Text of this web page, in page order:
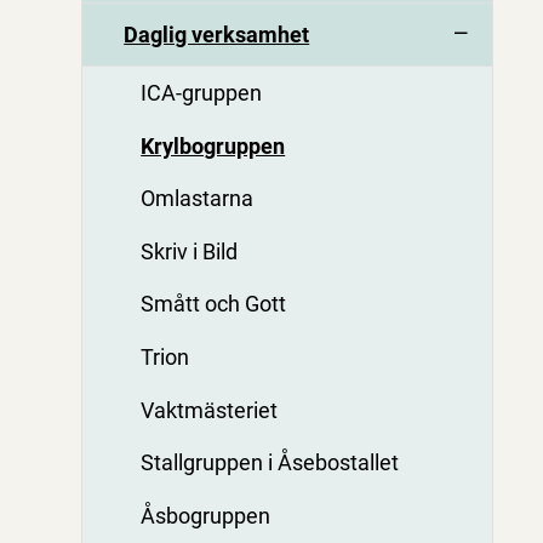
Daglig verksamhet
ICA-gruppen
Krylbogruppen
Omlastarna
Skriv i Bild
Smått och Gott
Trion
Vaktmästeriet
Stallgruppen i Åsebostallet
Åsbogruppen